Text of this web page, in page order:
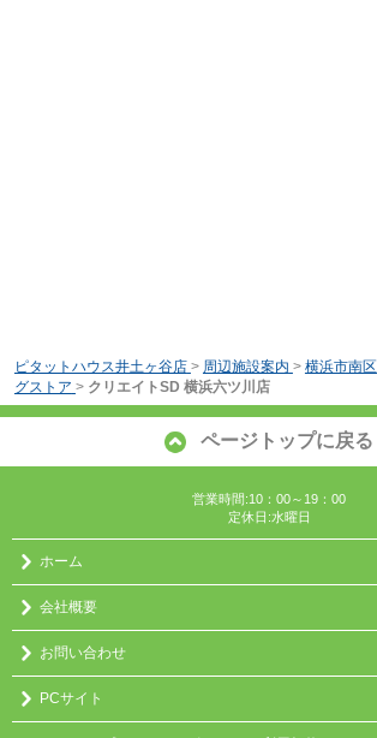
ピタットハウス井土ヶ谷店 > 周辺施設案内 > 横浜市南区
グストア > クリエイトSD 横浜六ツ川店
ページトップに戻る
営業時間:10：00～19：00
定休日:水曜日
ホーム
会社概要
お問い合わせ
PCサイト